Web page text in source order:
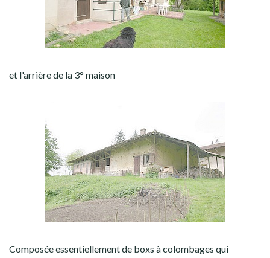
et l'arrière de la 3° maison
Composée essentiellement de boxs à colombages qui